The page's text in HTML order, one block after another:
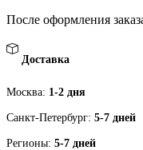
После оформления
Доставка
Москва: 1-2 дня
Санкт-Петербург: 5-7 дней
Регионы: 5-7 дней